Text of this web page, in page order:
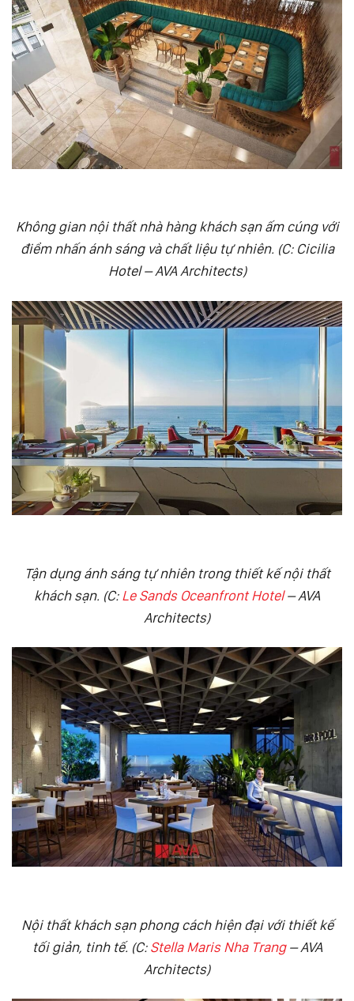
Không gian nội thất nhà hàng khách sạn ấm cúng với
điểm nhấn ánh sáng và chất liệu tự nhiên. (C: Cicilia
Hotel – AVA Architects)
Tận dụng ánh sáng tự nhiên trong thiết kế nội thất
khách sạn. (C:Le Sands Oceanfront Hotel– AVA
Architects)
Nội thất khách sạn phong cách hiện đại với thiết kế
tối giản, tinh tế. (C:Stella Maris Nha Trang– AVA
Architects)